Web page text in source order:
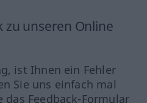
zu unseren Online
ist Ihnen ein Fehler
Sie uns einfach mal
das Feedback-Formular